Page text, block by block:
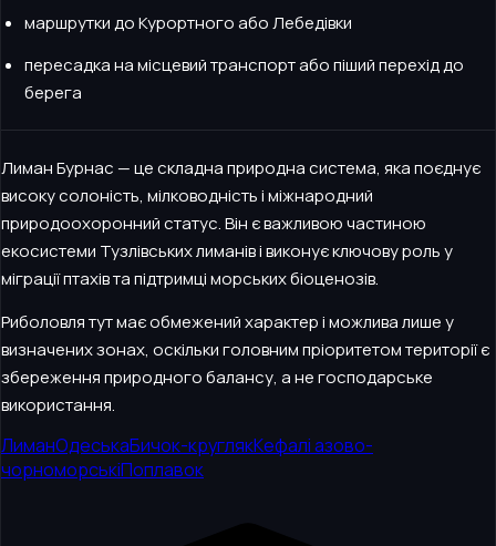
маршрутки до Курортного або Лебедівки
пересадка на місцевий транспорт або піший перехід до
берега
Лиман Бурнас — це складна природна система, яка поєднує
високу солоність, мілководність і міжнародний
природоохоронний статус. Він є важливою частиною
екосистеми Тузлівських лиманів і виконує ключову роль у
міграції птахів та підтримці морських біоценозів.
Риболовля тут має обмежений характер і можлива лише у
визначених зонах, оскільки головним пріоритетом території є
збереження природного балансу, а не господарське
використання.
ЛиманОдеськаБичок-круглякКефалі азово-
чорноморськіПоплавок